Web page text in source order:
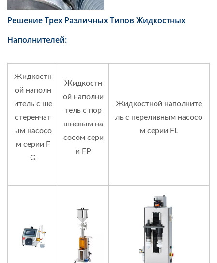
Решение Трех Различных Типов Жидкостных
Наполнителей:
Жидкостн
ой наполн
итель с ше
стеренчат
ым насосо
м серии F
G
Жидкостн
ой наполни
тель с пор
шневым на
сосом сери
и FP
Жидкостной наполните
ль с переливным насосо
м серии FL